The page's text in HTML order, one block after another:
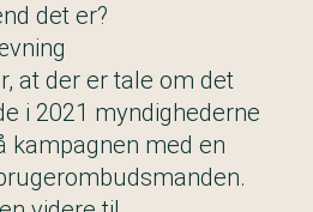
det er?
at der er tale om det
i 2021 myndighederne
med en